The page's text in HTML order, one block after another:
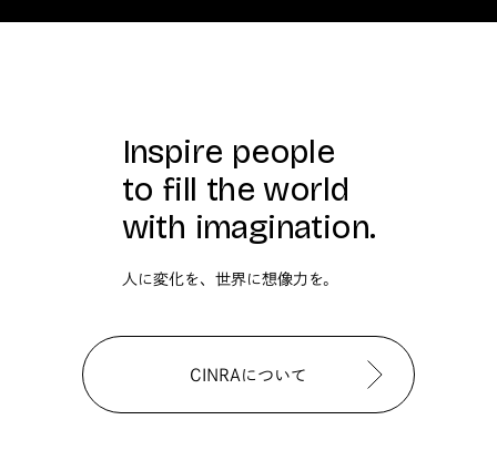
Inspire people
to fill the world
with imagination.
人に変化を、世界に想像力を。
CINRAについて